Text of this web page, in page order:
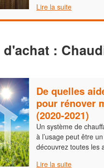
Lire la suite
:
De quelles
pour rénover
(2020-2021)
Un système de
à l’usage peut être
découvrez toutes les
Lire la suite